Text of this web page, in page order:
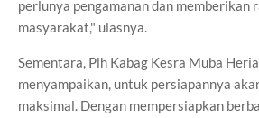
perlunya pengamanan dan memberikan
masyarakat," ulasnya.
Sementara, Plh Kabag Kesra Muba
menyampaikan, untuk persiapannya
maksimal. Dengan mempersiapkan